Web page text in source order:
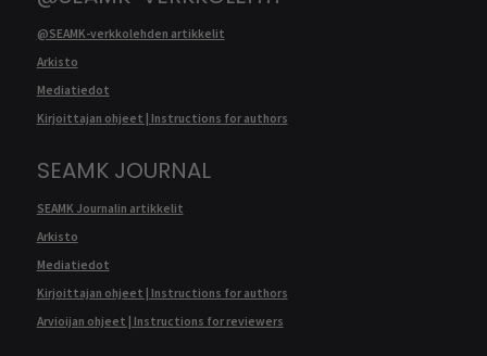
@SEAMK-verkkolehden artikkelit
Arkisto
Mediatiedot
Kirjoittajan ohjeet | Instructions for authors
SEAMK JOURNAL
SEAMK Journalin artikkelit
Arkisto
Mediatiedot
Kirjoittajan ohjeet | Instructions for authors
Arvioijan ohjeet | Instructions for reviewers